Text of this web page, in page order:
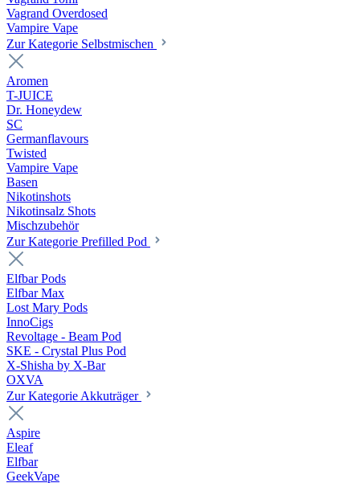
Vagrand Overdosed
Vampire Vape
Zur Kategorie Selbstmischen
Aromen
T-JUICE
Dr. Honeydew
SC
Germanflavours
Twisted
Vampire Vape
Basen
Nikotinshots
Nikotinsalz Shots
Mischzubehör
Zur Kategorie Prefilled Pod
Elfbar Pods
Elfbar Max
Lost Mary Pods
InnoCigs
Revoltage - Beam Pod
SKE - Crystal Plus Pod
X-Shisha by X-Bar
OXVA
Zur Kategorie Akkuträger
Aspire
Eleaf
Elfbar
GeekVape